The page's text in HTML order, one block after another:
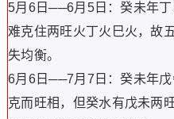
5月6日──6月5日：癸未年
难克住两旺火丁火巳火，故
失均衡。
6月6日──7月7日：癸未年
克而旺相，但癸水有戊未两